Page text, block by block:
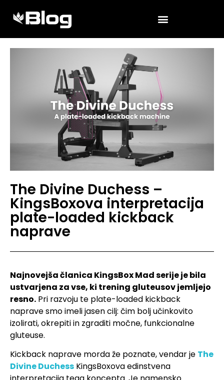
The Divine Duchess –
KingsBoxova interpretacija
plate-loaded kickback
naprave
Najnovejša članica KingsBox Mad serije je bila
ustvarjena za vse, ki trening gluteusov jemljejo
resno. Pri razvoju te plate-loaded kickback
naprave smo imeli jasen cilj: čim bolj učinkovito
izolirati, okrepiti in zgraditi močne, funkcionalne
gluteuse.
Kickback naprave morda že poznate, vendar je The
Divine Duchess KingsBoxova edinstvena